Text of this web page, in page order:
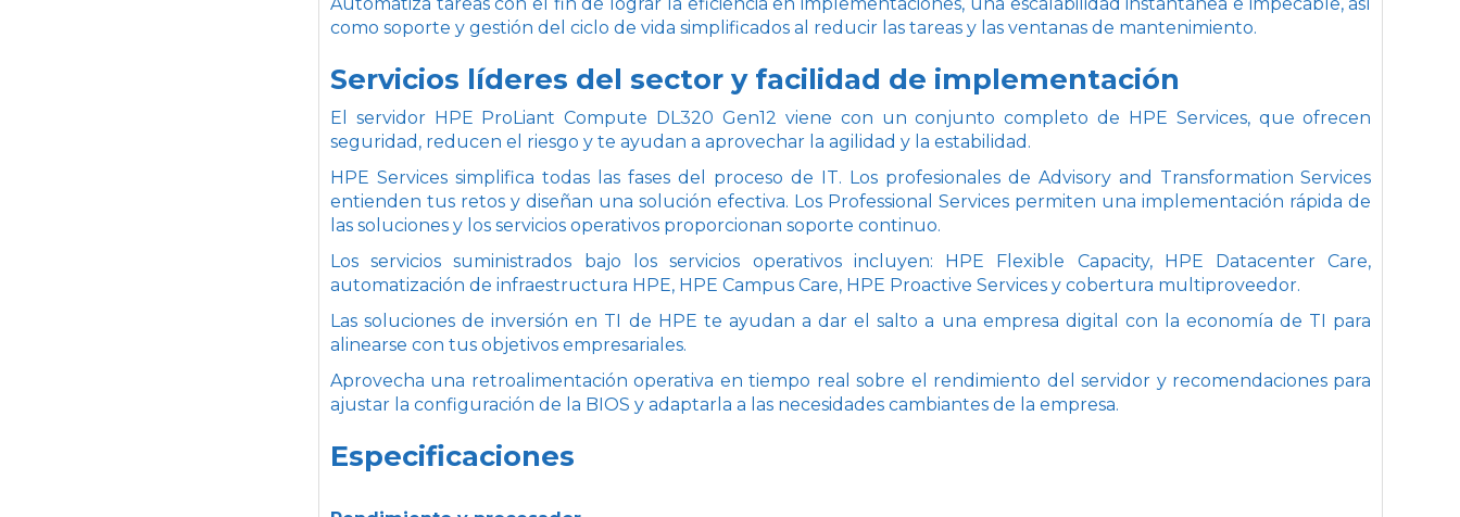
Automatiza tareas con el fin de lograr la eficiencia en implementaciones, una escalabilidad instantánea e impecable, así
como soporte y gestión del ciclo de vida simplificados al reducir las tareas y las ventanas de mantenimiento.
Servicios líderes del sector y facilidad de implementación
El servidor HPE ProLiant Compute DL320 Gen12 viene con un conjunto completo de HPE Services, que ofrecen
seguridad, reducen el riesgo y te ayudan a aprovechar la agilidad y la estabilidad.
HPE Services simplifica todas las fases del proceso de IT. Los profesionales de Advisory and Transformation Services
entienden tus retos y diseñan una solución efectiva. Los Professional Services permiten una implementación rápida de
las soluciones y los servicios operativos proporcionan soporte continuo.
Los servicios suministrados bajo los servicios operativos incluyen: HPE Flexible Capacity, HPE Datacenter Care,
automatización de infraestructura HPE, HPE Campus Care, HPE Proactive Services y cobertura multiproveedor.
Las soluciones de inversión en TI de HPE te ayudan a dar el salto a una empresa digital con la economía de TI para
alinearse con tus objetivos empresariales.
Aprovecha una retroalimentación operativa en tiempo real sobre el rendimiento del servidor y recomendaciones para
ajustar la configuración de la BIOS y adaptarla a las necesidades cambiantes de la empresa.
Especificaciones